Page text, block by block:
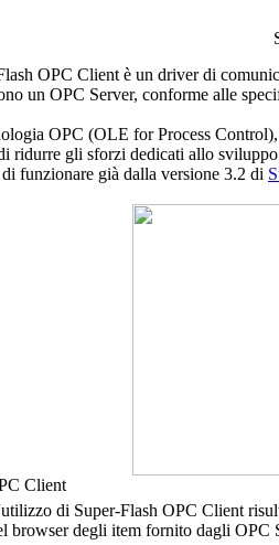
OPC Client è un driver di
un OPC Server, conforme alle
OPC (OLE for Process
ridurre gli sforzi dedicati allo
funzionare già dalla versione 3.2 di
Client
di Super-Flash OPC Client
browser degli item fornito dagli OPC